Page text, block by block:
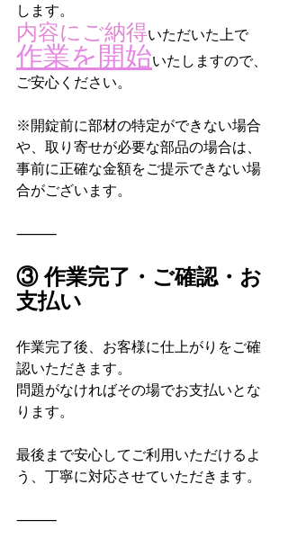
します。
内容にご納得いただいた上で
作業を開始いたしますので、
ご安心ください。
※開錠前に部材の特定ができない場合
や、取り寄せが必要な部品の場合は、
事前に正確な金額をご提示できない場
合がございます。
⸻
③ 作業完了・ご確認・お
支払い
作業完了後、お客様に仕上がりをご確
認いただきます。
問題がなければその場でお支払いとな
ります。
最後まで安心してご利用いただけるよ
う、丁寧に対応させていただきます。
⸻